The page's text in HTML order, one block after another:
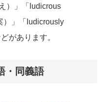
）」「ludicrous
）」「ludicrously
があります。
・同義語